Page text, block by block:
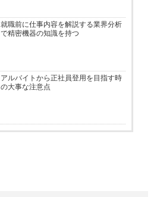
就職前に仕事内容を解説する業界分析
で精密機器の知識を持つ
アルバイトから正社員登用を目指す時
の大事な注意点